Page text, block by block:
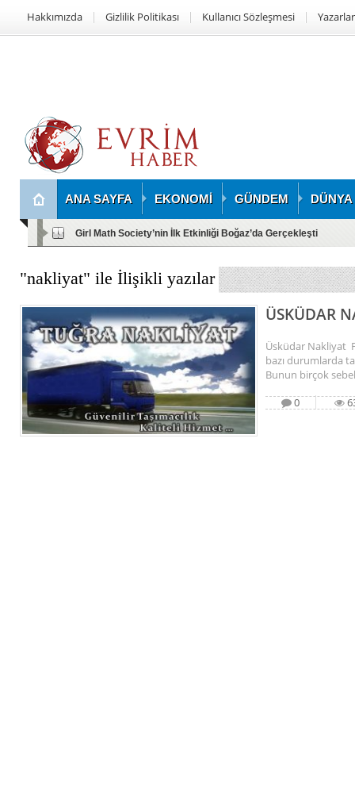
Hakkımızda Gizlilik Politikası Kullanıcı Sözleşmesi Yazarlar
ANA SAYFA EKONOMİ GÜNDEM DÜNYA
Girl Math Society’nin İlk Etkinliği Boğaz’da Gerçekleşti
"nakliyat" ile İlişikli yazılar
ÜSKÜDAR
Üsküdar Nakliyat
bazı durumlarda
Bunun birçok
0